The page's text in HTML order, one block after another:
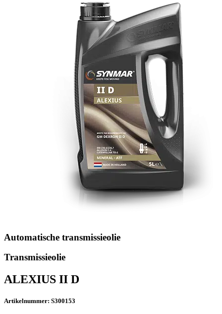
Automatische transmissieolie
Transmissieolie
ALEXIUS II D
Artikelnummer: S300153